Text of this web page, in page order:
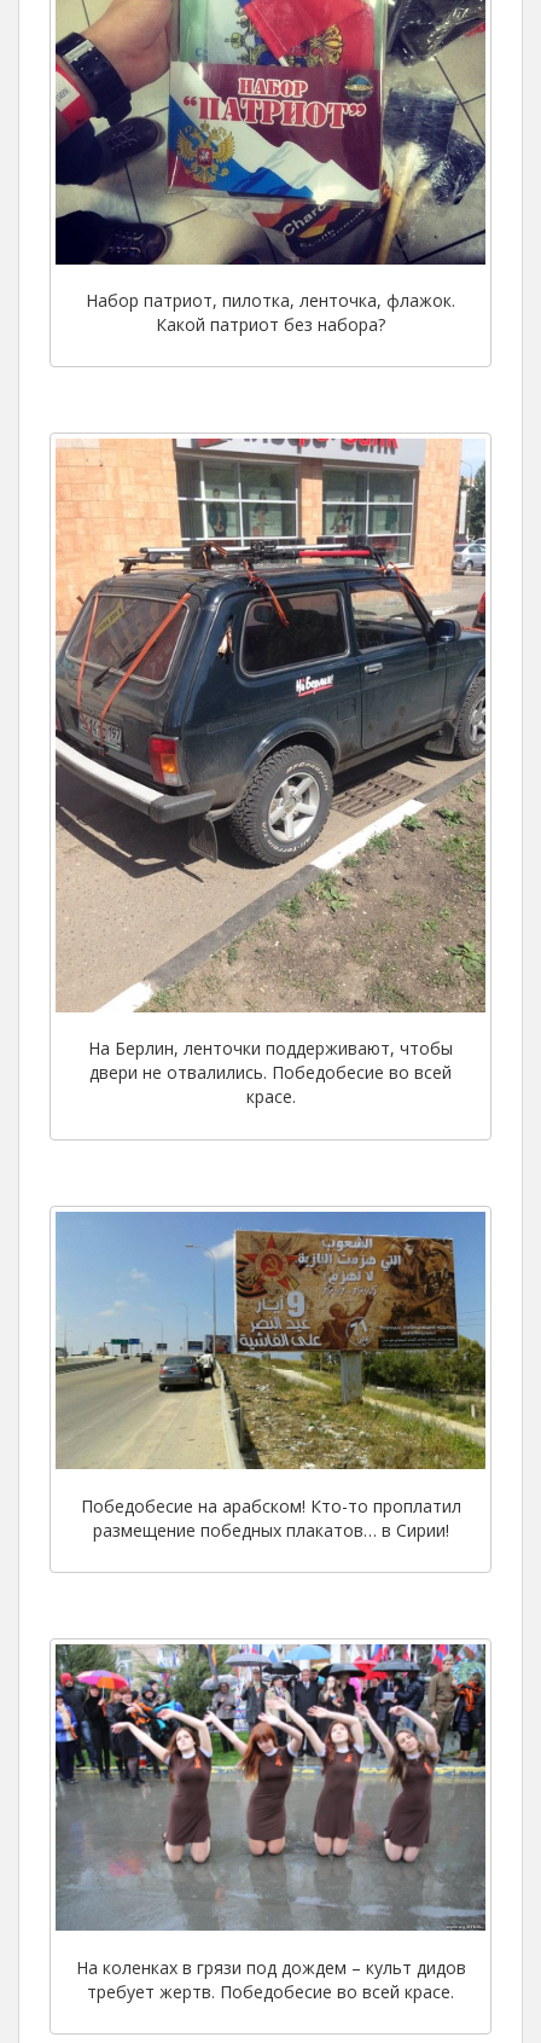
Набор патриот, пилотка, ленточка, флажок.
Какой патриот без набора?
На Берлин, ленточки поддерживают, чтобы
двери не отвалились. Победобесие во всей
красе.
Победобесие на арабском! Кто-то проплатил
размещение победных плакатов… в Сирии!
На коленках в грязи под дождем – культ дидов
требует жертв. Победобесие во всей красе.